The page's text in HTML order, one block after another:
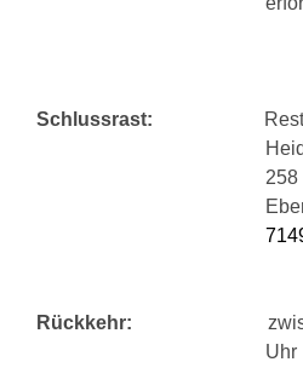
Schlussrast: Restaurant
258
Rückkehr: zwischen
Uhr